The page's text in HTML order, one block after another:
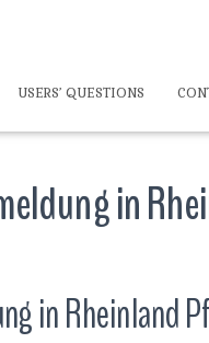
USERS’ QUESTIONS
in
in Rheinland